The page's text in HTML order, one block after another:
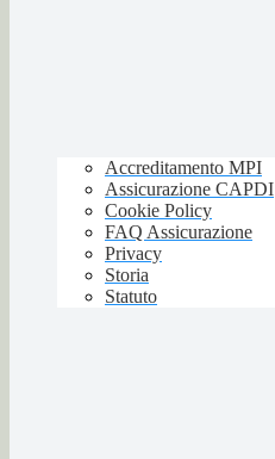
Accreditamento MPI
Assicurazione CAPDI
Cookie Policy
FAQ Assicurazione
Privacy
Storia
Statuto